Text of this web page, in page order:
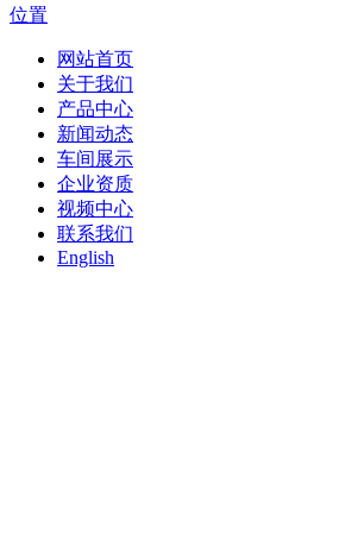
位置
网站首页
关于我们
产品中心
新闻动态
车间展示
企业资质
视频中心
联系我们
English